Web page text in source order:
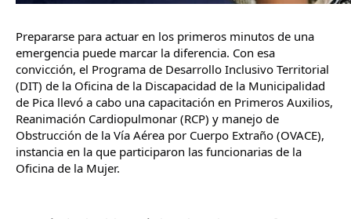
Prepararse para actuar en los primeros minutos de una
emergencia puede marcar la diferencia. Con esa
convicción, el Programa de Desarrollo Inclusivo Territorial
(DIT) de la Oficina de la Discapacidad de la Municipalidad
de Pica llevó a cabo una capacitación en Primeros Auxilios,
Reanimación Cardiopulmonar (RCP) y manejo de
Obstrucción de la Vía Aérea por Cuerpo Extraño (OVACE),
instancia en la que participaron las funcionarias de la
Oficina de la Mujer.